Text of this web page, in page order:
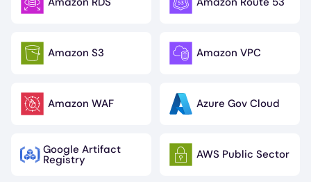
Image Image
ImageAmazon S3 ImageAmazon VPC
ImageAmazon WAF ImageAzure Gov Cloud
Image
Google Artifact
Registry ImageAWS Public Sector